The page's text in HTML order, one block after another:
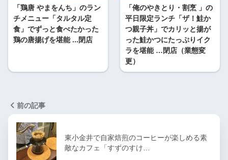
「鶏唐 やまをんち」のラン
チメニュー「タルタル定
食」でずっと食べたかった
鶏の唐揚げを堪能 ...閉店
「俺のやきとり・割烹 」の
平日限定ランチ「ザ！鮭か
つ親子丼」でカリッと揚が
った鮭かつにたっぷりイク
ラを堪能 …閉店（業態変
更）
前の記事
東小金井で自家焙煎のコーヒーが楽しめる素
敵なカフェ「すずのすけ…